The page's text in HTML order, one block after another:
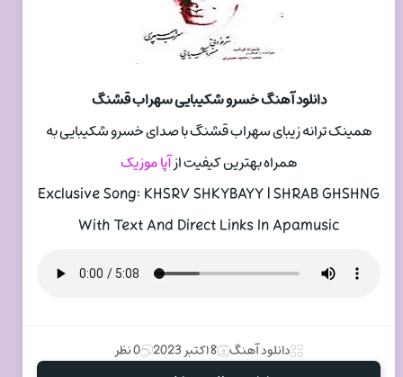
دانلود آهنگ خسرو شکیبایی سهراب قشنگ
همینک ترانه زیبای سهراب قشنگ با صدای خسرو شکیبایی به
همراه بهترین کیفیت ازآپا موزیک
Exclusive Song: KHSRV SHKYBAYY | SHRAB GHSHNG
With Text And Direct Links In Apamusic
دانلود آهنگ 8 اکتبر 2023 0 نظر